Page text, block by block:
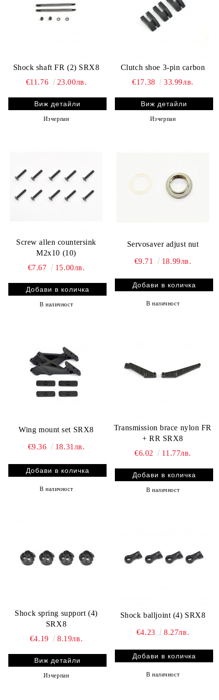
Shock shaft FR (2) SRX8
€11.76
23.00лв.
Виж детайли
Изчерпан
Clutch shoe 3-pin carbon
€17.38
33.99лв.
Виж детайли
Изчерпан
Screw allen countersink
M2x10 (10)
€7.67
15.00лв.
В наличност
Servosaver adjust nut
€9.71 18.99лв.
В наличност
Wing mount set SRX8
€9.36 18.31лв.
В наличност
Transmission brace nylon FR
+ RR SRX8
€6.02
11.77лв.
В наличност
Shock spring support (4)
SRX8
€4.19
8.19лв.
Виж детайли
Изчерпан
Shock balljoint (4) SRX8
€4.23 8.27лв.
В наличност